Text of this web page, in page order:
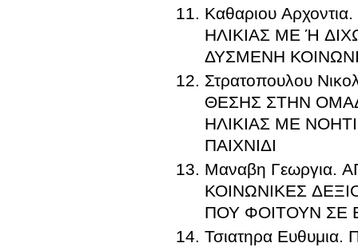
Καθαριου
ΗΛΙΚΙΑΣ ΜΕ Ή
ΔΥΣΜΕΝΗ
Στρατοπουλου
ΘΕΣΗΣ ΣΤΗΝ ΟΜΑΔΑ ΤΩΝ
ΗΛΙΚΙΑΣ ΜΕ
ΠΑΙΧΝΙΔΙ
Μαναβη Γεωργια.
ΚΟΙΝΩΝΙΚΕΣ
ΠΟΥ ΦΟΙΤΟΥΝ ΣΕ
Τσιατηρα